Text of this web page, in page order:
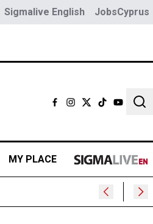
Sigmalive English JobsCyprus
MY PLACE